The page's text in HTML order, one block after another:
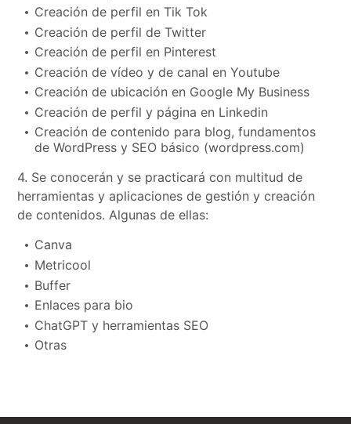
Creación de perfil en Tik Tok
Creación de perfil de Twitter
Creación de perfil en Pinterest
Creación de vídeo y de canal en Youtube
Creación de ubicación en Google My Business
Creación de perfil y página en Linkedin
Creación de contenido para blog, fundamentos
de WordPress y SEO básico (wordpress.com)
4. Se conocerán y se practicará con multitud de
herramientas y aplicaciones de gestión y creación
de contenidos. Algunas de ellas:
Canva
Metricool
Buffer
Enlaces para bio
ChatGPT y herramientas SEO
Otras